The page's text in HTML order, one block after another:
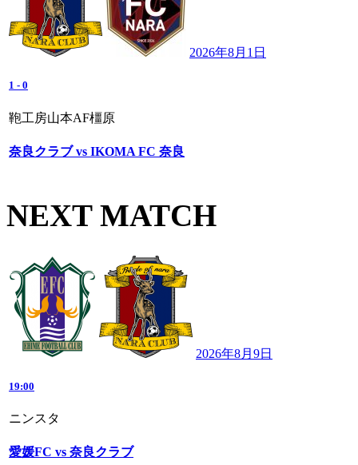
2026年8月1日
1 - 0
鞄工房山本AF橿原
奈良クラブ vs IKOMA FC 奈良
NEXT MATCH
2026年8月9日
19:00
ニンスタ
愛媛FC vs 奈良クラブ